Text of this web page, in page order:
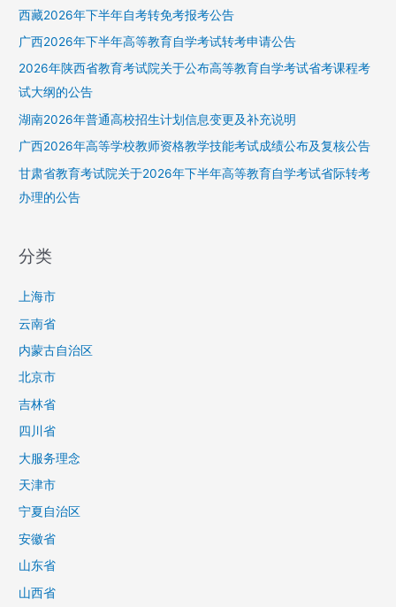
西藏2026年下半年自考转免考报考公告
广西2026年下半年高等教育自学考试转考申请公告
2026年陕西省教育考试院关于公布高等教育自学考试省考课程考
试大纲的公告
湖南2026年普通高校招生计划信息变更及补充说明
广西2026年高等学校教师资格教学技能考试成绩公布及复核公告
甘肃省教育考试院关于2026年下半年高等教育自学考试省际转考
办理的公告
分类
上海市
云南省
内蒙古自治区
北京市
吉林省
四川省
大服务理念
天津市
宁夏自治区
安徽省
山东省
山西省